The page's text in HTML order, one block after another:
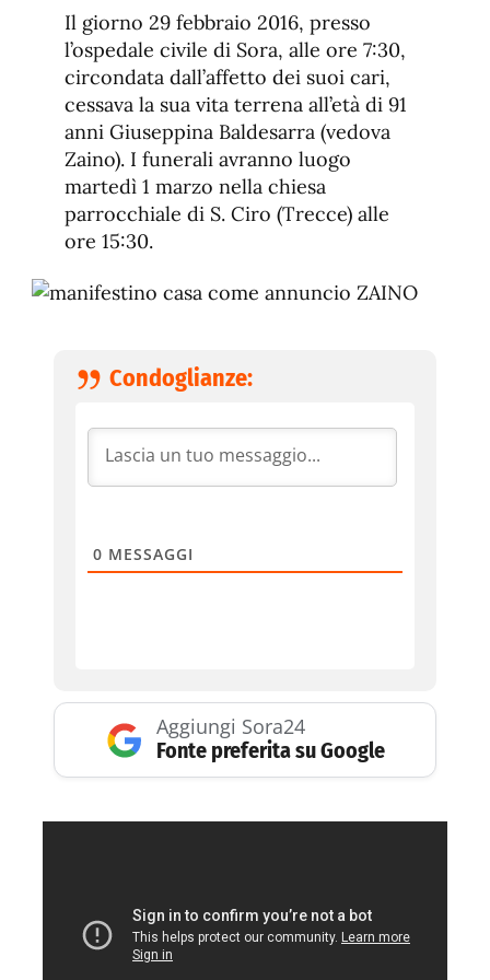
de
fuente
de
fuente.
Il giorno 29 febbraio 2016, presso
l’ospedale civile di Sora, alle ore 7:30,
circondata dall’affetto dei suoi cari,
cessava la sua vita terrena all’età di 91
anni Giuseppina Baldesarra (vedova
Zaino). I funerali avranno luogo
martedì 1 marzo nella chiesa
parrocchiale di S. Ciro (Trecce) alle
ore 15:30.
Condoglianze:
0 MESSAGGI
Aggiungi Sora24
Fonte preferita su Google